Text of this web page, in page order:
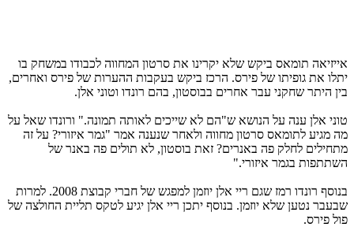
אייזיאה תומאס ביקש שלא יקרינו את סרטון המחווה לכבודו במשחק בו
יתלו את גופיתו של פירס. הרכז ביקש בעקבות ההערות של פירס ואחרים,
בין היתר שחקני עבר אחרים בבוסטון, בהם רונדו וטוני אלן.
טוני אלן ענה על הנושא ש"הם לא שייכים לאותה תמונה." ורונדו שאל על
מה מגיע לתומאס סרטון מחווה ולאחר שנענה אמר "גמר איזורי? על זה
מתחילים לחלק פה באנרים? זאת בוסטון, לא תולים פה באנר של
השתתפות בגמר איזורי."
בנוסף רונדו רמז שגם ריי אלן יוזמן למפגש של חברי קבוצת 2008. למרות
שבעבר נטען שלא יוזמן. בנוסף יתכן ריי אלן יגיע לטקס תליית החולצה של
פול פירס.